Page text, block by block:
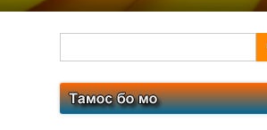
боковая